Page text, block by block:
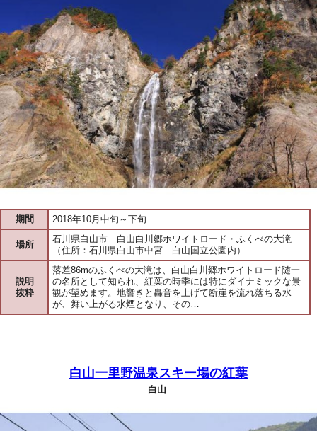
期間 2018年10月中旬～下旬
場所
石川県白山市 白山白川郷ホワイトロード・ふくべの大滝
（住所：石川県白山市中宮 白山国立公園内）
説明
抜粋
落差86mのふくべの大滝は、白山白川郷ホワイトロード随一
の名所として知られ、紅葉の時季には特にダイナミックな景
観が望めます。地響きと轟音を上げて断崖を流れ落ちる水
が、舞い上がる水煙となり、その…
白山一里野温泉スキー場の紅葉
白山